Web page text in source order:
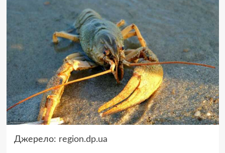
Джерело: region.dp.ua